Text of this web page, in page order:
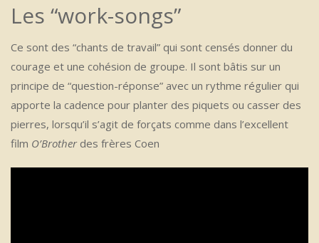
Les “work-songs”
Ce sont des “chants de travail” qui sont censés donner du
courage et une cohésion de groupe. Il sont bâtis sur un
principe de “question-réponse” avec un rythme régulier qui
apporte la cadence pour planter des piquets ou casser des
pierres, lorsqu’il s’agit de forçats comme dans l’excellent
film O’Brotherdes frères Coen